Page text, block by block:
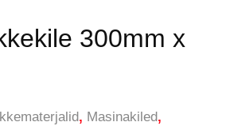
300mm x
, Masinakiled,